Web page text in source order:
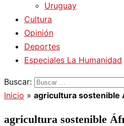
Uruguay
Cultura
Opinión
Deportes
Especiales La Humanidad
Buscar:
Inicio » agricultura sostenible
agricultura sostenible